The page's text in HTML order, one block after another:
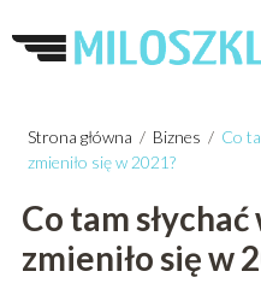
Strona główna / Biznes / Co
zmieniło się w 2021?
Co tam
zmieniło się w